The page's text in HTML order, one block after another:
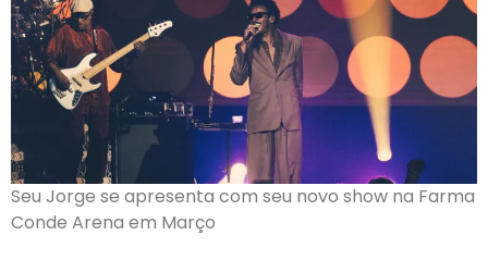
Seu Jorge se apresenta com seu novo show na Farma
Conde Arena em Março